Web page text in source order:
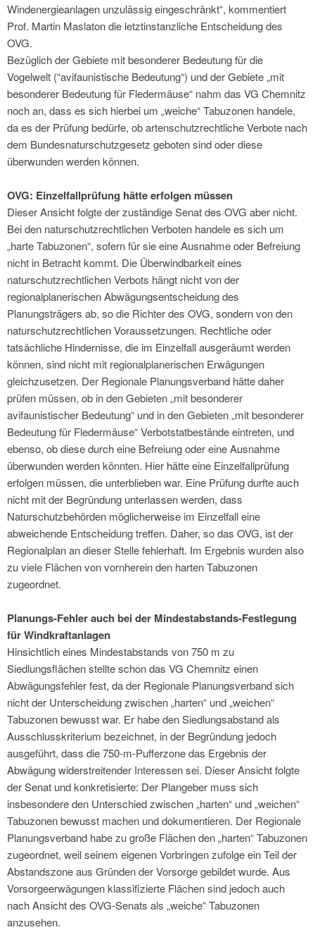
Windenergieanlagen unzulässig eingeschränkt“, kommentiert
Prof. Martin Maslaton die letztinstanzliche Entscheidung des
OVG.
Bezüglich der Gebiete mit besonderer Bedeutung für die
Vogelwelt (“avifaunistische Bedeutung“) und der Gebiete „mit
besonderer Bedeutung für Fledermäuse“ nahm das VG Chemnitz
noch an, dass es sich hierbei um „weiche“ Tabuzonen handele,
da es der Prüfung bedürfe, ob artenschutzrechtliche Verbote nach
dem Bundesnaturschutzgesetz geboten sind oder diese
überwunden werden können.
OVG: Einzelfallprüfung hätte erfolgen müssen
Dieser Ansicht folgte der zuständige Senat des OVG aber nicht.
Bei den naturschutzrechtlichen Verboten handele es sich um
„harte Tabuzonen“, sofern für sie eine Ausnahme oder Befreiung
nicht in Betracht kommt. Die Überwindbarkeit eines
naturschutzrechtlichen Verbots hängt nicht von der
regionalplanerischen Abwägungsentscheidung des
Planungsträgers ab, so die Richter des OVG, sondern von den
naturschutzrechtlichen Voraussetzungen. Rechtliche oder
tatsächliche Hindernisse, die im Einzelfall ausgeräumt werden
können, sind nicht mit regionalplanerischen Erwägungen
gleichzusetzen. Der Regionale Planungsverband hätte daher
prüfen müssen, ob in den Gebieten „mit besonderer
avifaunistischer Bedeutung“ und in den Gebieten „mit besonderer
Bedeutung für Fledermäuse“ Verbotstatbestände eintreten, und
ebenso, ob diese durch eine Befreiung oder eine Ausnahme
überwunden werden könnten. Hier hätte eine Einzelfallprüfung
erfolgen müssen, die unterblieben war. Eine Prüfung durfte auch
nicht mit der Begründung unterlassen werden, dass
Naturschutzbehörden möglicherweise im Einzelfall eine
abweichende Entscheidung treffen. Daher, so das OVG, ist der
Regionalplan an dieser Stelle fehlerhaft. Im Ergebnis wurden also
zu viele Flächen von vornherein den harten Tabuzonen
zugeordnet.
Planungs-Fehler auch bei der Mindestabstands-Festlegung
für Windkraftanlagen
Hinsichtlich eines Mindestabstands von 750 m zu
Siedlungsflächen stellte schon das VG Chemnitz einen
Abwägungsfehler fest, da der Regionale Planungsverband sich
nicht der Unterscheidung zwischen „harten“ und „weichen“
Tabuzonen bewusst war. Er habe den Siedlungsabstand als
Ausschlusskriterium bezeichnet, in der Begründung jedoch
ausgeführt, dass die 750-m-Pufferzone das Ergebnis der
Abwägung widerstreitender Interessen sei. Dieser Ansicht folgte
der Senat und konkretisierte: Der Plangeber muss sich
insbesondere den Unterschied zwischen „harten“ und „weichen“
Tabuzonen bewusst machen und dokumentieren. Der Regionale
Planungsverband habe zu große Flächen den „harten“ Tabuzonen
zugeordnet, weil seinem eigenen Vorbringen zufolge ein Teil der
Abstandszone aus Gründen der Vorsorge gebildet wurde. Aus
Vorsorgeerwägungen klassifizierte Flächen sind jedoch auch
nach Ansicht des OVG-Senats als „weiche“ Tabuzonen
anzusehen.